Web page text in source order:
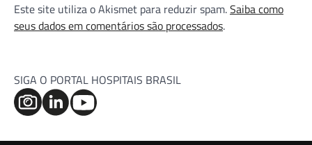
Este site utiliza o Akismet para reduzir spam.Saiba como
seus dados em comentários são processados.
SIGA O PORTAL HOSPITAIS BRASIL